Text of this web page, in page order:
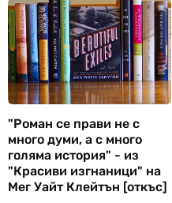
"Роман се прави не с
много думи, а с много
голяма история" - из
"Красиви изгнаници" на
Мег Уайт Клейтън [откъс]